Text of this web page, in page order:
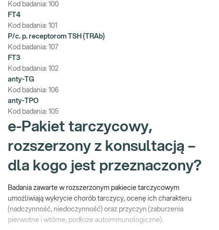
Kod badania: 100
FT4
Kod badania: 101
P/c. p. receptorom TSH (TRAb)
Kod badania: 107
FT3
Kod badania: 102
anty-TG
Kod badania: 106
anty-TPO
Kod badania: 105
e-Pakiet tarczycowy,
rozszerzony z konsultacją –
dla kogo jest przeznaczony?
Badania zawarte w rozszerzonym pakiecie tarczycowym
umożliwiają wykrycie chorób tarczycy, ocenę ich charakteru
(nadczynność, niedoczynność) oraz przyczyn (zaburzenia
pierwotne i wtórne, podłoże autoimmunologiczne).